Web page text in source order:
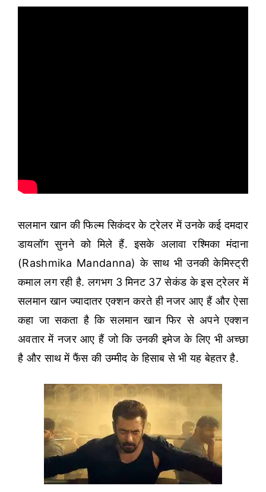
सलमान खान की फिल्म सिकंदर के ट्रेलर में उनके कई दमदार
डायलॉग सुनने को मिले हैं. इसके अलावा रश्मिका मंदाना
(Rashmika Mandanna) के साथ भी उनकी केमिस्ट्री
कमाल लग रही है. लगभग 3 मिनट 37 सेकंड के इस ट्रेलर में
सलमान खान ज्यादातर एक्शन करते ही नजर आए हैं और ऐसा
कहा जा सकता है कि सलमान खान फिर से अपने एक्शन
अवतार में नजर आए हैं जो कि उनकी इमेज के लिए भी अच्छा
है और साथ में फैंस की उम्मीद के हिसाब से भी यह बेहतर है.